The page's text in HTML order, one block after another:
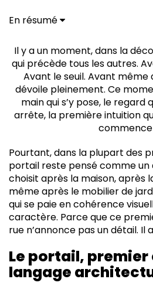
En résumé
Une question de matière, plus
L'art du coloris, signature
réussies
La forme, prolongement des
Cohérence avec la clôture et
La motorisation, ce détail qui
L'éclairage, prolongement
Quand l'entrée raconte le
Il y a un moment, dans la
qui précède tous les autres.
Avant le seuil. Avant même
dévoile pleinement. Ce
main qui s’y pose, le regard
arrête, la première intuition
commence
Pourtant, dans la plupart des
portail reste pensé comme un
choisit après la maison, après
même après le mobilier de
qui se paie en cohérence
caractère. Parce que ce
rue n’annonce pas un détail. Il
Le portail, premier
langage